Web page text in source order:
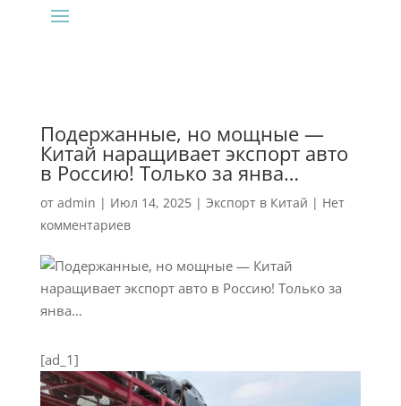
Подержанные, но мощные —
Китай наращивает экспорт авто
в Россию! Только за янва…
от admin | Июл 14, 2025| Экспорт в Китай | Нет
комментариев
[ad_1]